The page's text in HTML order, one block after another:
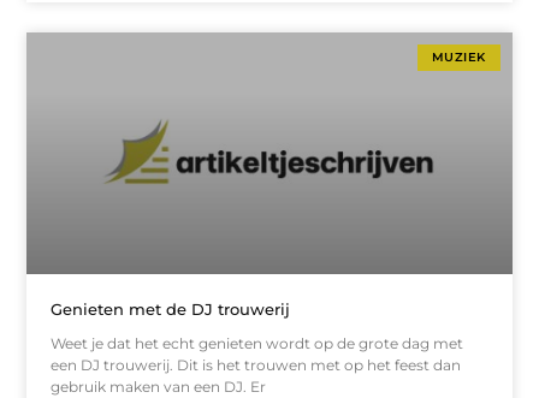
MUZIEK
Genieten met de DJ trouwerij
Weet je dat het echt genieten wordt op de grote dag met
een DJ trouwerij. Dit is het trouwen met op het feest dan
gebruik maken van een DJ. Er